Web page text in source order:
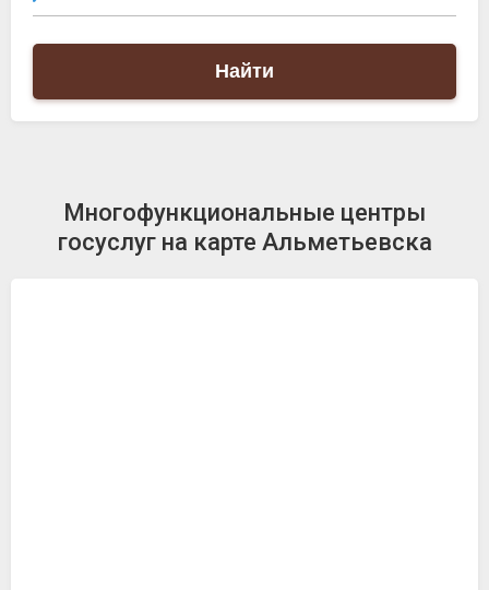
Найти
Многофункциональные центры
госуслуг на карте Альметьевска